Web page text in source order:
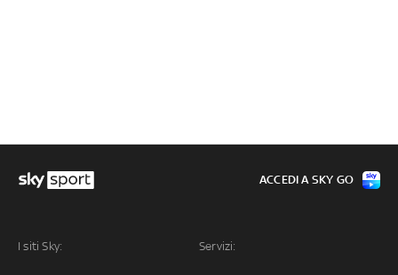
I siti Sky: Servizi:
ACCEDI A SKY GO